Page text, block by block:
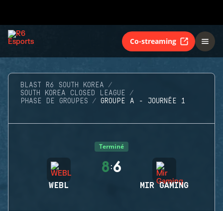
Co-streaming
BLAST R6 SOUTH KOREA
SOUTH KOREA CLOSED LEAGUE
PHASE DE GROUPES
GROUPE A - JOURNÉE 1
Terminé
WEBL
8 :6
MIR GAMING